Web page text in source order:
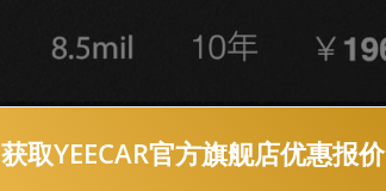
获取YEECAR官方旗舰店优惠报价